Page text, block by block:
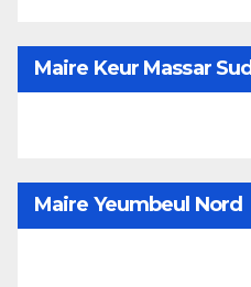
Maire Keur Massar Sud
Maire Yeumbeul Nord